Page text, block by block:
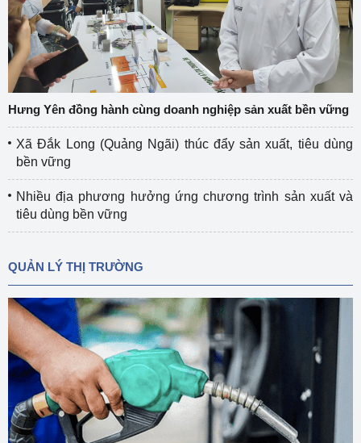
Hưng Yên đồng hành cùng doanh nghiệp sản xuất bền vững
Xã Đắk Long (Quảng Ngãi) thúc đẩy sản xuất, tiêu dùng
bền vững
Nhiều địa phương hưởng ứng chương trình sản xuất và
tiêu dùng bền vững
QUẢN LÝ THỊ TRƯỜNG